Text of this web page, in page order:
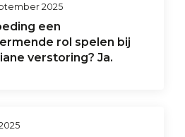
2025
een
rol spelen bij
verstoring? Ja.